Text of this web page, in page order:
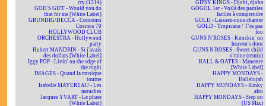
cry (1314)
GOD'S GIFT - Would you do
that for me [White Label]
GRUNDIG/DECCA - Concours
Cosmos 70
HOLLYWOOD CLUB
ORCHESTRA - Hollywood
party
Hubert MANDRIN - Si j'avais
des dollars [White Label]
Iggy POP - Livin' on the edge of
the night
IMAGES - Quand la musique
tourne
Isabelle MAYEREAU - Les
mouches
Jacques YVART - Le phare
[White Label]
GIPSY KINGS - Djobi, djoba
GOGOL 1er - Voilà des paroles
faciles à comprendre
GOLD - Laissez-nous chanter
GOLD - Tropicana / T'es pas
fou
GUNS N'ROSES - Knockin' on
heaven's door
GUNS N'ROSES - Sweet child
o'mine (remix)
HALL & OATES - Maneater
[White Label]
HAPPY MONDAYS -
Hallelujah
HAPPY MONDAYS - Kinky
afro
HAPPY MONDAYS - Step on
(US Mix)